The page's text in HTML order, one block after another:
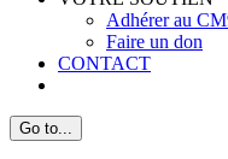
Adhérer au
Faire un don
CONTACT
Go to...